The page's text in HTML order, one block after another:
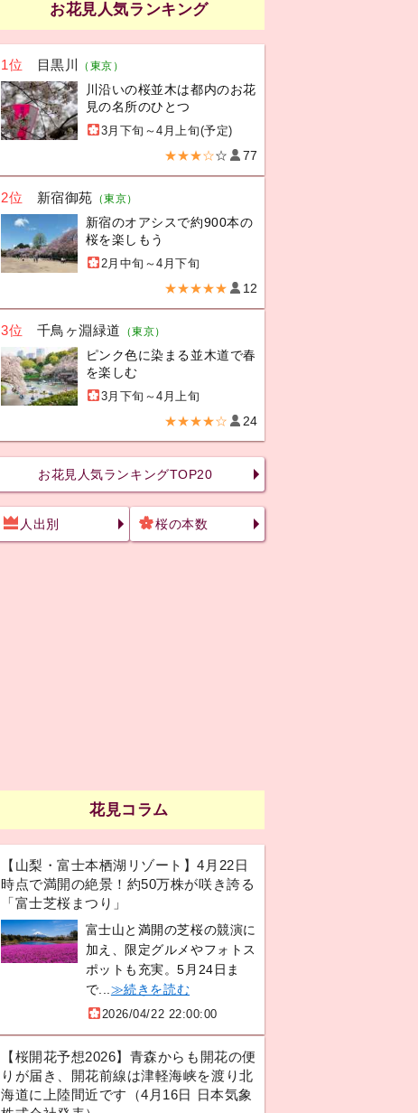
お花見人気ランキング
1位 目黒川 （東京）
川沿いの桜並木は都内のお花
見の名所のひとつ
3月下旬～4月上旬(予定)
★★★☆☆ 77
2位 新宿御苑 （東京）
新宿のオアシスで約900本の
桜を楽しもう
2月中旬～4月下旬
★★★★★ 12
3位 千鳥ヶ淵緑道 （東京）
ピンク色に染まる並木道で春
を楽しむ
3月下旬～4月上旬
★★★★☆ 24
お花見人気ランキングTOP20
人出別 桜の本数
花見コラム
【山梨・富士本栖湖リゾート】4月22日
時点で満開の絶景！約50万株が咲き誇る
「富士芝桜まつり」
富士山と満開の芝桜の競演に
加え、限定グルメやフォトス
ポットも充実。5月24日ま
で... ≫続きを読む
2026/04/22 22:00:00
【桜開花予想2026】青森からも開花の便
りが届き、開花前線は津軽海峡を渡り北
海道に上陸間近です（4月16日 日本気象